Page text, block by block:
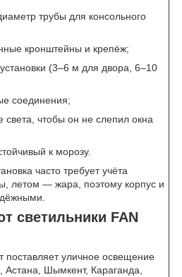
трубы для консольного
кронштейны и крепёж;
(3–6 м для двора, 6–10
соединения;
света, чтобы он не слепил окна
к морозу.
часто требует учёта
летом — жара, поэтому корпус и
светильники FAN
уличное освещение
Шымкент, Караганда,